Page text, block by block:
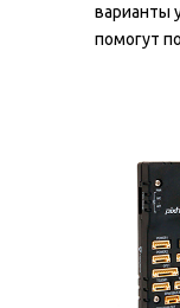
варианты
помогут